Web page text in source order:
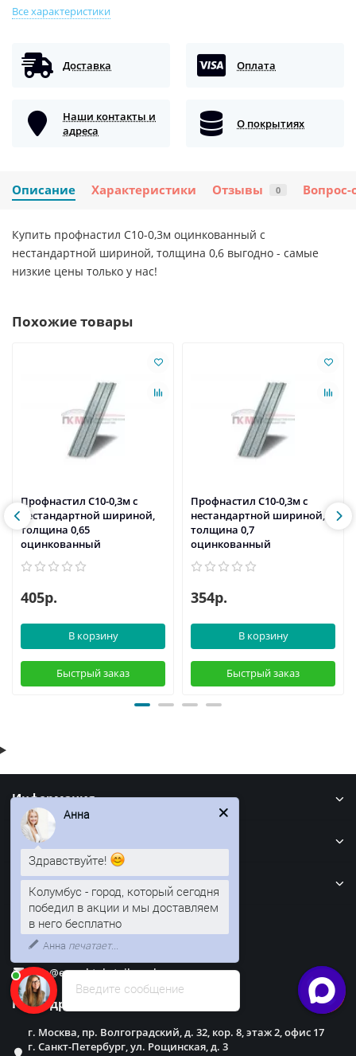
Все характеристики
Доставка Оплата
Наши контакты и
адреса
О покрытиях
Описание Характеристики Отзывы 0 Вопрос-
Купить профнастил С10-0,3м оцинкованный с
нестандартной шириной, толщина 0,6 выгодно - самые
низкие цены только у нас!
Похожие товары
Профнастил С10-0,3м с
нестандартной шириной,
толщина 0,65
оцинкованный
405р.
В корзину
Быстрый заказ
Профнастил С10-0,3м с
нестандартной шириной,
толщина 0,7
оцинкованный
354р.
В корзину
Быстрый заказ
Информация
Кровля
Забор
Наши контакты
info@evroshtaketnikmoskva.ru
Наш адрес
г. Москва, пр. Волгоградский, д. 32, кор. 8, этаж 2, офис 17
г. Санкт-Петербург, ул. Рощинская, д. 3
Введите сообщение
Анна
Здравствуйте!
Колумбус - город, который сегодня
победил в акции и мы доставляем
в него бесплатно
Анна печатает...